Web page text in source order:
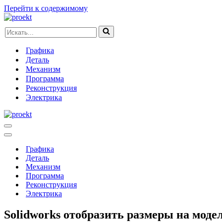
Перейти к содержимому
Искать...
Графика
Деталь
Механизм
Программа
Реконструкция
Электрика
Меню
навигации
Меню
навигацииГрафика
Деталь
Механизм
Программа
Реконструкция
Электрика
Solidworks отобразить размеры на